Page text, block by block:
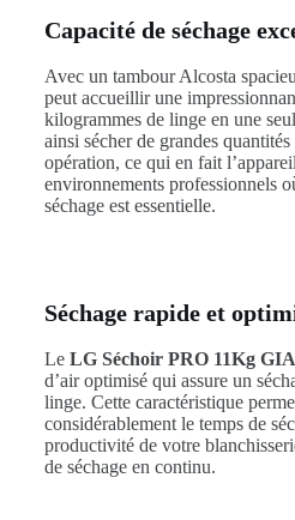
Capacité de séchage
Avec un tambour Alcosta
peut accueillir une
kilogrammes de linge en une
ainsi sécher de grandes
opération, ce qui en fait
environnements professionnels
séchage est essentielle.
Séchage rapide et
Le LG Séchoir PRO 11Kg
d’air optimisé qui assure un
linge. Cette caractéristique
considérablement le temps de
productivité de votre
de séchage en continu.